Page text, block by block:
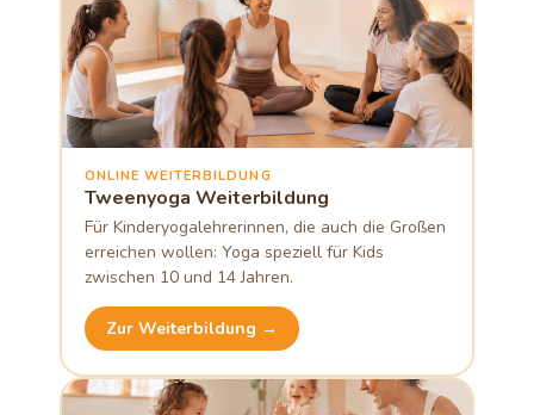
ONLINE WEITERBILDUNG
Tweenyoga Weiterbildung
Für Kinderyogalehrerinnen, die auch die Großen
erreichen wollen: Yoga speziell für Kids
zwischen 10 und 14 Jahren.
Zur Weiterbildung →